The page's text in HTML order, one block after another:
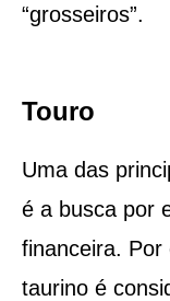
“grosseiros”.
Touro
Uma das
é a busca por
financeira.
taurino é